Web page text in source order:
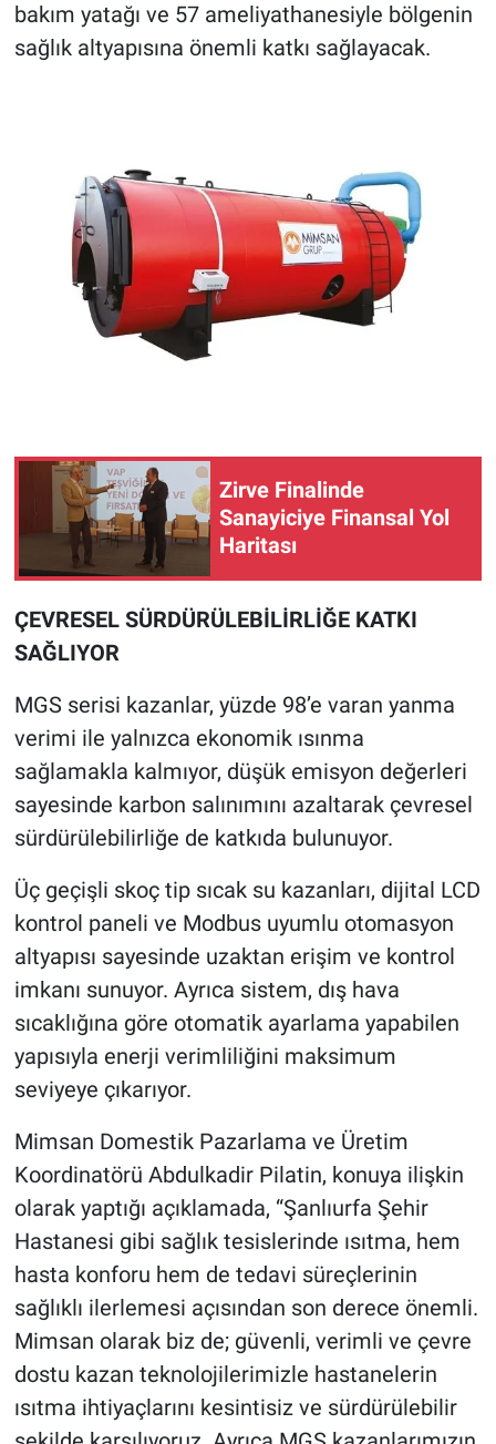
bakım yatağı ve 57 ameliyathanesiyle bölgenin
sağlık altyapısına önemli katkı sağlayacak.
Zirve Finalinde
Sanayiciye Finansal Yol
Haritası
ÇEVRESEL SÜRDÜRÜLEBİLİRLİĞE KATKI
SAĞLIYOR
MGS serisi kazanlar, yüzde 98’e varan yanma
verimi ile yalnızca ekonomik ısınma
sağlamakla kalmıyor, düşük emisyon değerleri
sayesinde karbon salınımını azaltarak çevresel
sürdürülebilirliğe de katkıda bulunuyor.
Üç geçişli skoç tip sıcak su kazanları, dijital LCD
kontrol paneli ve Modbus uyumlu otomasyon
altyapısı sayesinde uzaktan erişim ve kontrol
imkanı sunuyor. Ayrıca sistem, dış hava
sıcaklığına göre otomatik ayarlama yapabilen
yapısıyla enerji verimliliğini maksimum
seviyeye çıkarıyor.
Mimsan Domestik Pazarlama ve Üretim
Koordinatörü Abdulkadir Pilatin, konuya ilişkin
olarak yaptığı açıklamada, “Şanlıurfa Şehir
Hastanesi gibi sağlık tesislerinde ısıtma, hem
hasta konforu hem de tedavi süreçlerinin
sağlıklı ilerlemesi açısından son derece önemli.
Mimsan olarak biz de; güvenli, verimli ve çevre
dostu kazan teknolojilerimizle hastanelerin
ısıtma ihtiyaçlarını kesintisiz ve sürdürülebilir